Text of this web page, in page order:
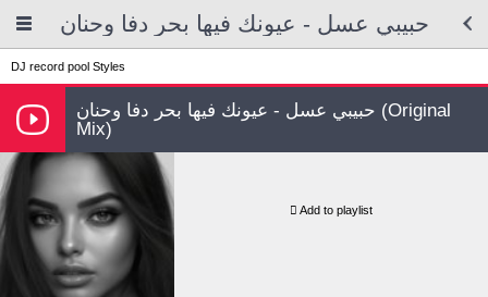
حبيبي عسل - عيونك فيها بحر دفا وحنان
DJ record pool Styles
حبيبي عسل - عيونك فيها بحر دفا وحنان (Original
Mix)
Add to playlist